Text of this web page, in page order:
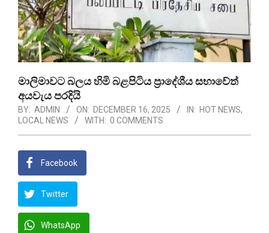
මාලිමාවට බලය හිමි බළපිටිය ප්‍රාදේශීය සභාවේත්
අයවැය පරදියි
BY: ADMIN ON: DECEMBER 16, 2025 IN: HOT NEWS,
LOCAL NEWS
WITH: 0 COMMENTS
Facebook
Twitter
WhatsApp